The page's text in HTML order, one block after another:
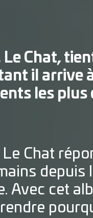
Le Chat,
il arrive
les
Le Chat
depuis
Avec cet